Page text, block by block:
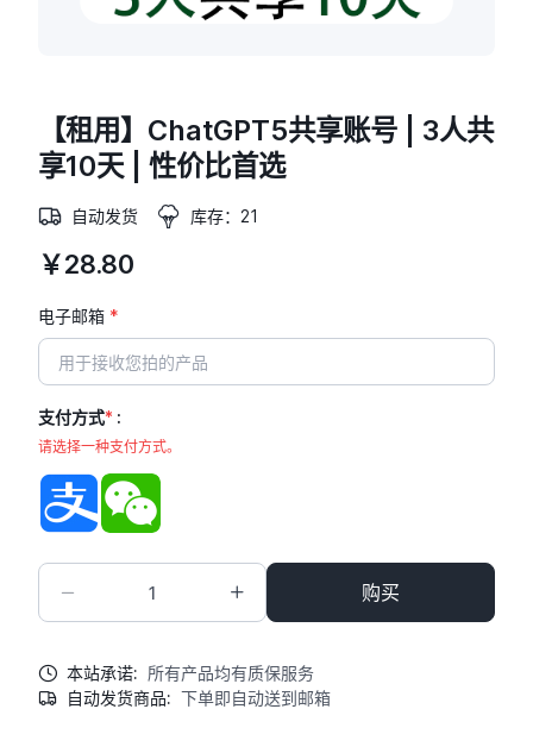
【租用】ChatGPT5共享账号 | 3人共
享10天 | 性价比首选
自动发货 库存：21
￥28.80
电子邮箱 *
支付方式* :
请选择一种支付方式。
支付宝
购买
本站承诺: 所有产品均有质保服务
自动发货商品: 下单即自动送到邮箱